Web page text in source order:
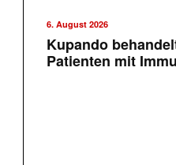
6. August 2026
Kupando
Patienten mit